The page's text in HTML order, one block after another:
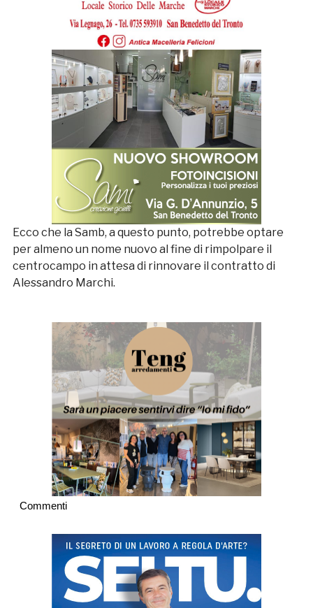
Ecco che la Samb, a questo punto, potrebbe optare
per almeno un nome nuovo al fine di rimpolpare il
centrocampo in attesa di rinnovare il contratto di
Alessandro Marchi.
Commenti